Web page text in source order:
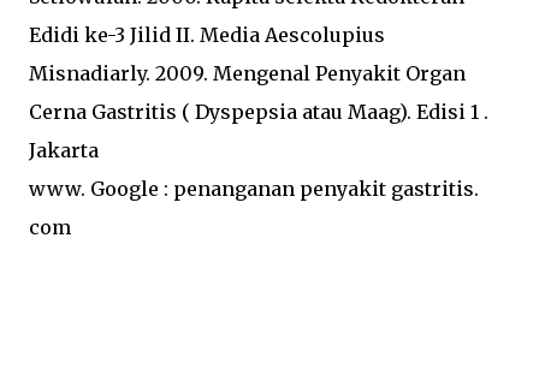
Edidi ke-3 Jilid II. Media Aescolupius
Misnadiarly. 2009. Mengenal Penyakit Organ
Cerna Gastritis ( Dyspepsia atau Maag). Edisi 1 .
Jakarta
www. Google : penanganan penyakit gastritis.
com